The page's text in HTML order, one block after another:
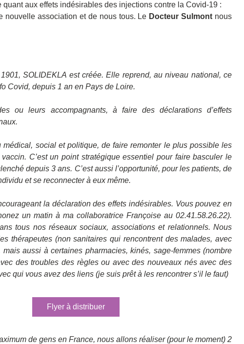
quant aux effets indésirables des injections contre la Covid-19 :
nouvelle association et de nous tous. Le Docteur Sulmont nous
SOLIDEKLA est créée. Elle reprend, au niveau national, ce
Covid, depuis 1 an en Pays de Loire.
ou leurs accompagnants, à faire des déclarations d’effets
médical, social et politique, de faire remonter le plus possible les
C’est un point stratégique essentiel pour faire basculer le
depuis 3 ans. C’est aussi l’opportunité, pour les patients, de
et se reconnecter à eux même.
la déclaration des effets indésirables. Vous pouvez en
un matin à ma collaboratrice Françoise au 02.41.58.26.22).
tous nos réseaux sociaux, associations et relationnels. Nous
thérapeutes (non sanitaires qui rencontrent des malades, avec
aussi à certaines pharmacies, kinés, sage-femmes (nombre
des troubles des règles ou avec des nouveaux nés avec des
qui vous avez des liens (je suis prêt à les rencontrer s’il le faut)
Flyer à distribuer
de gens en France, nous allons réaliser (pour le moment) 2